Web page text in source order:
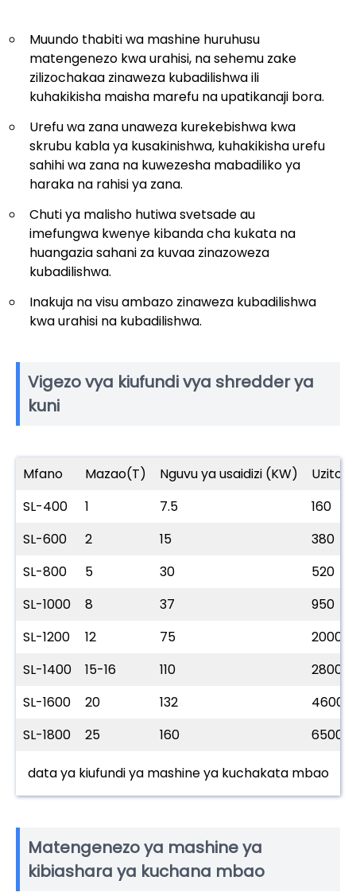
Muundo thabiti wa mashine huruhusu
matengenezo kwa urahisi, na sehemu zake
zilizochakaa zinaweza kubadilishwa ili
kuhakikisha maisha marefu na upatikanaji bora.
Urefu wa zana unaweza kurekebishwa kwa
skrubu kabla ya kusakinishwa, kuhakikisha urefu
sahihi wa zana na kuwezesha mabadiliko ya
haraka na rahisi ya zana.
Chuti ya malisho hutiwa svetsade au
imefungwa kwenye kibanda cha kukata na
huangazia sahani za kuvaa zinazoweza
kubadilishwa.
Inakuja na visu ambazo zinaweza kubadilishwa
kwa urahisi na kubadilishwa.
Vigezo vya kiufundi vya shredder ya
kuni
Mfano Mazao(T) Nguvu ya usaidizi (KW)
Uzito
SL-400
1 7.5
160
SL-600
2 15
380
SL-800
5 30
520
SL-1000
8 37
950
SL-1200
12 75
2000
SL-1400
15-16 110
2800
SL-1600
20 132
4600
SL-1800
25 160 6500
data ya kiufundi ya mashine ya kuchakata mbao
Matengenezo ya mashine ya
kibiashara ya kuchana mbao